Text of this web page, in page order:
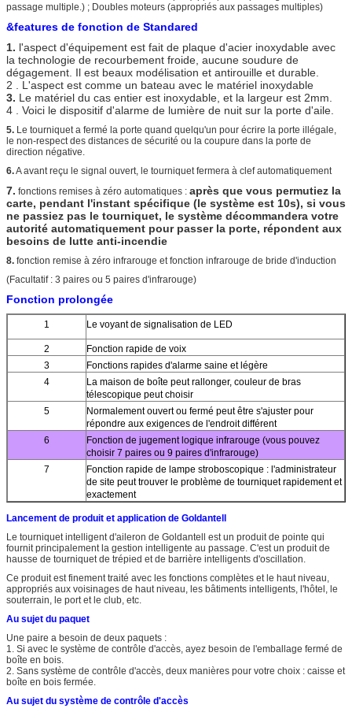
passage multiple.) ; Doubles moteurs (appropriés aux passages multiples)
&features de fonction de Standared
1. l'aspect d'équipement est fait de plaque d'acier inoxydable avec
la technologie de recourbement froide, aucune soudure de
dégagement. Il est beaux modélisation et antirouille et durable.
2 . L'aspect est comme un bateau avec le matériel inoxydable
3. Le matériel du cas entier est inoxydable, et la largeur est 2mm.
4 . Voici le dispositif d'alarme de lumière de nuit sur la porte d'aile.
5. Le tourniquet a fermé la porte quand quelqu'un pour écrire la porte illégale,
le non-respect des distances de sécurité ou la coupure dans la porte de
direction négative.
6.A avant reçu le signal ouvert, le tourniquet fermera à clef automatiquement
7. fonctions remises à zéro automatiques : après que vous permutiez la
carte, pendant l'instant spécifique (le système est 10s), si vous
ne passiez pas le tourniquet, le système décommandera votre
autorité automatiquement pour passer la porte, répondent aux
besoins de lutte anti-incendie
8. fonction remise à zéro infrarouge et fonction infrarouge de bride d'induction
(Facultatif : 3 paires ou 5 paires d'infrarouge)
Fonction prolongée
1 Le voyant de signalisation de LED
2
Fonction rapide de voix
3
Fonctions rapides d'alarme saine et légère
4
La maison de boîte peut rallonger, couleur de bras
télescopique peut choisir
5
Normalement ouvert ou fermé peut être s'ajuster pour
répondre aux exigences de l'endroit différent
6
Fonction de jugement logique infrarouge (vous pouvez
choisir 7 paires ou 9 paires d'infrarouge)
7
Fonction rapide de lampe stroboscopique : l'administrateur
de site peut trouver le problème de tourniquet rapidement et
exactement
Lancement de produit et application de Goldantell
Le tourniquet intelligent d'aileron de Goldantell est un produit de pointe qui
fournit principalement la gestion intelligente au passage. C'est un produit de
hausse de tourniquet de trépied et de barrière intelligents d'oscillation.
Ce produit est finement traité avec les fonctions complètes et le haut niveau,
appropriés aux voisinages de haut niveau, les bâtiments intelligents, l'hôtel, le
souterrain, le port et le club, etc.
Au sujet du paquet
Une paire a besoin de deux paquets :
1. Si avec le système de contrôle d'accès, ayez besoin de l'emballage fermé de
boîte en bois.
2. Sans système de contrôle d'accès, deux manières pour votre choix : caisse et
boîte en bois fermée.
Au sujet du système de contrôle d'accès